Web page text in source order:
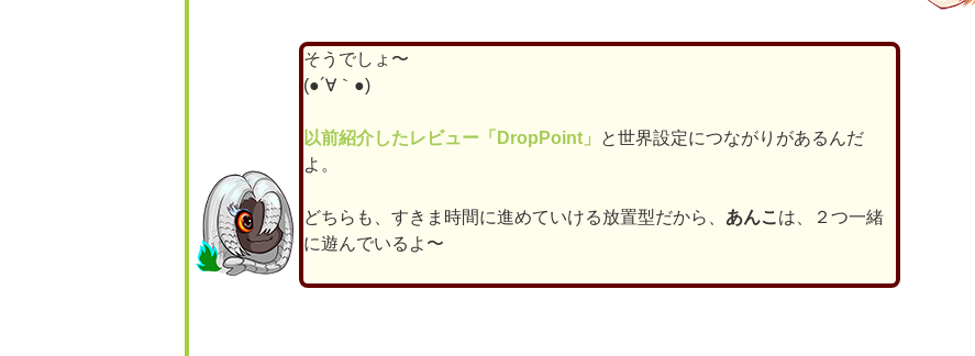
そうでしょ〜
(●´∀｀●)
以前紹介したレビュー「DropPoint」 と世界設定につながりがあるんだ
よ。
どちらも、すきま時間に進めていける放置型だから、 あんこは、２つ一緒
に遊んでいるよ〜